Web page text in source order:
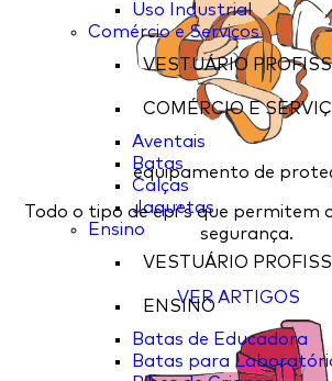
Uso Industrial
Comércio e Serviços
VESTUÁRIO
COMÉRCIO E
Aventais
Batas
Calças
Jaquetas
Ensino
VESTUÁRIO
ENSINO
Batas de Educadora
Batas para
equipamento de
Todo o tipo de epi's que permitem
segurança.
VER ARTIGOS